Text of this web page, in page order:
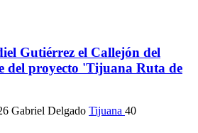
Gutiérrez el Callejón del
del proyecto 'Tijuana Ruta de
Gabriel Delgado Tijuana 40